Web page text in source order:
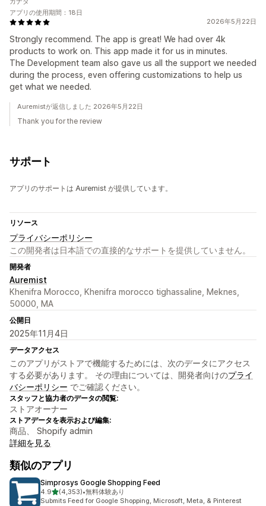
2026年5月22日
Strongly recommend. The app is great! We had over 4k
products to work on. This app made it for us in minutes.
The Development team also gave us all the support we needed
during the process, even offering customizations to help us
get what we needed.
アプリの使用期間：18日
Auremistが返信しました 2026年5月22日
Thank you for the review
サポート
アプリのサポートは Auremist が提供しています。
リソース
プライバシーポリシー
この開発者は日本語での直接的なサポートを提供していません。
開発者
Auremist
Khenifra Morocco, Khenifra morocco tighassaline, Meknes,
50000, MA
公開日
2025年11月4日
データアクセス
このアプリがストアで機能するためには、次のデータにアクセス
する必要があります。 その理由については、開発者向けのプライ
バシーポリシー でご確認ください。
スタッフと協力者のデータの閲覧:
ストアオーナー
ストアデータを表示および編集:
商品、 Shopify admin
詳細を見る
類似のアプリ
Simprosys Google Shopping Feed
4.95つ星中
(4,353)
合計レビュー数：4353件
•無料体験あり
Submits Feed for Google Shopping, Microsoft, Meta, & Pinterest